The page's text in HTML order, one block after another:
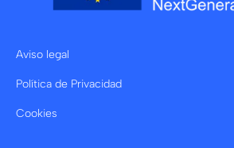
Aviso legal
Política de Privacidad
Cookies